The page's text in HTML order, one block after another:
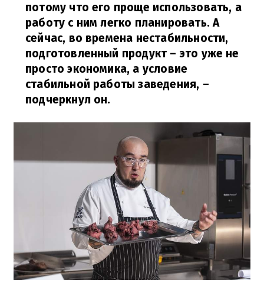
потому что его проще использовать, а
работу с ним легко планировать. А
сейчас, во времена нестабильности,
подготовленный продукт – это уже не
просто экономика, а условие
стабильной работы заведения, –
подчеркнул он.